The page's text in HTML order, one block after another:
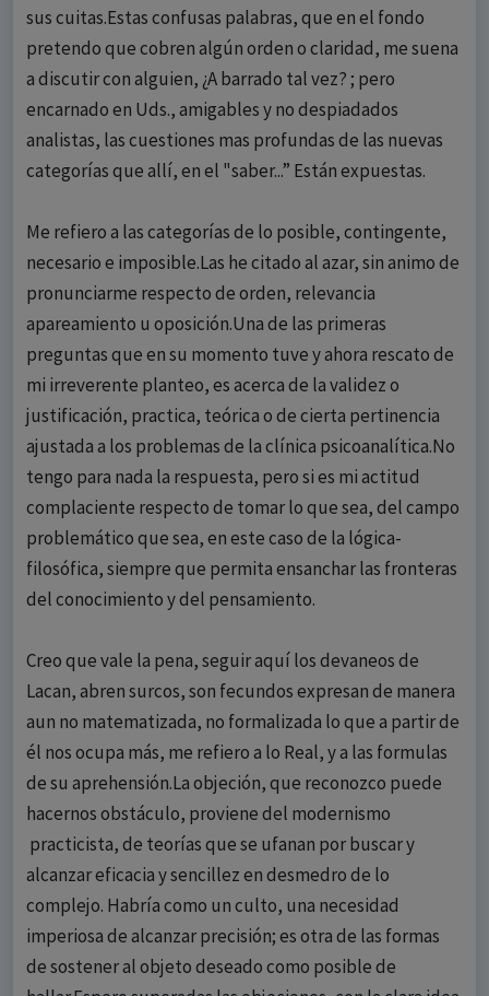
sus cuitas.Estas confusas palabras, que en el fondo
pretendo que cobren algún orden o claridad, me suena
a discutir con alguien, ¿A barrado tal vez? ; pero
encarnado en Uds., amigables y no despiadados
analistas, las cuestiones mas profundas de las nuevas
categorías que allí, en el "saber...” Están expuestas.
Me refiero a las categorías de lo posible, contingente,
necesario e imposible.Las he citado al azar, sin animo de
pronunciarme respecto de orden, relevancia
apareamiento u oposición.Una de las primeras
preguntas que en su momento tuve y ahora rescato de
mi irreverente planteo, es acerca de la validez o
justificación, practica, teórica o de cierta pertinencia
ajustada a los problemas de la clínica psicoanalítica.No
tengo para nada la respuesta, pero si es mi actitud
complaciente respecto de tomar lo que sea, del campo
problemático que sea, en este caso de la lógica-
filosófica, siempre que permita ensanchar las fronteras
del conocimiento y del pensamiento.
Creo que vale la pena, seguir aquí los devaneos de
Lacan, abren surcos, son fecundos expresan de manera
aun no matematizada, no formalizada lo que a partir de
él nos ocupa más, me refiero a lo Real, y a las formulas
de su aprehensión.La objeción, que reconozco puede
hacernos obstáculo, proviene del modernismo
practicista, de teorías que se ufanan por buscar y
alcanzar eficacia y sencillez en desmedro de lo
complejo. Habría como un culto, una necesidad
imperiosa de alcanzar precisión; es otra de las formas
de sostener al objeto deseado como posible de